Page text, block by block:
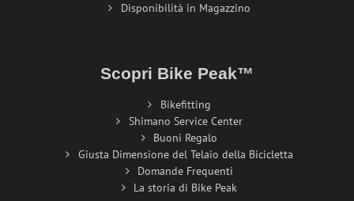
Disponibilità in Magazzino
Scopri Bike Peak™
Bikefitting
Shimano Service Center
Buoni Regalo
Giusta Dimensione del Telaio della Bicicletta
Domande Frequenti
La storia di Bike Peak